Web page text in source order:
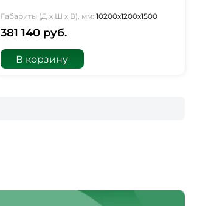
Габариты (Д х Ш х В), мм: 10200х1200х1500
381 140 руб.
В корзину